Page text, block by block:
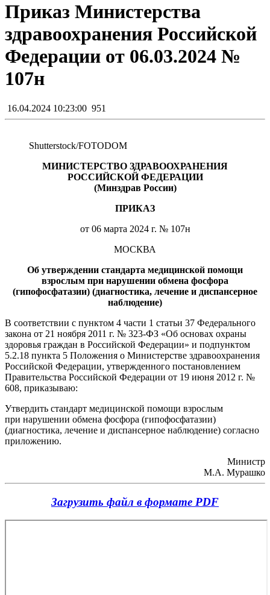
Приказ Министерства
здравоохранения Российской
Федерации от 06.03.2024 №
107н
16.04.2024 10:23:00 951
Shutterstoсk/FOTODOM
МИНИСТЕРСТВО ЗДРАВООХРАНЕНИЯ
РОССИЙСКОЙ ФЕДЕРАЦИИ
(Минздрав России)
ПРИКАЗ
от 06 марта 2024 г. № 107н
МОСКВА
Об утверждении стандарта медицинской помощи
взрослым при нарушении обмена фосфора
(гипофосфатазии) (диагностика, лечение и диспансерное
наблюдение)
В соответствии с пунктом 4 части 1 статьи 37 Федерального
закона от 21 ноября 2011 г. № 323-ФЗ «Об основах охраны
здоровья граждан в Российской Федерации» и подпунктом
5.2.18 пункта 5 Положения о Министерстве здравоохранения
Российской Федерации, утвержденного постановлением
Правительства Российской Федерации от 19 июня 2012 г. №
608, приказываю:
Утвердить стандарт медицинской помощи взрослым
при нарушении обмена фосфора (гипофосфатазии)
(диагностика, лечение и диспансерное наблюдение) согласно
приложению.
Министр
М.А. Мурашко
Загрузить файл в формате PDF